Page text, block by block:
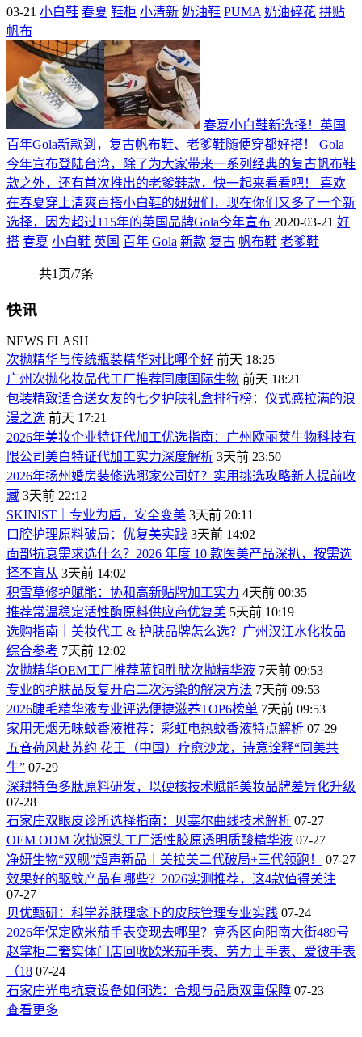
03-21 小白鞋 春夏 鞋柜 小清新 奶油鞋 PUMA 奶油碎花 拼贴
帆布
春夏小白鞋新选择！英国
百年Gola新款到，复古帆布鞋、老爹鞋随便穿都好搭！
Gola
今年宣布登陆台湾，除了为大家带来一系列经典的复古帆布鞋
款之外，还有首次推出的老爹鞋款，快一起来看看吧！ 喜欢
在春夏穿上清爽百搭小白鞋的妞妞们，现在你们又多了一个新
选择，因为超过115年的英国品牌Gola今年宣布 2020-03-21 好
搭 春夏 小白鞋 英国 百年 Gola 新款 复古 帆布鞋 老爹鞋
共1页/7条
快讯
NEWS FLASH
次抛精华与传统瓶装精华对比哪个好 前天 18:25
广州次抛化妆品代工厂推荐同康国际生物 前天 18:21
包装精致适合送女友的七夕护肤礼盒排行榜：仪式感拉满的浪
漫之选 前天 17:21
2026年美妆企业特证代加工优选指南：广州欧丽莱生物科技有
限公司美白特证代加工实力深度解析 3天前 23:50
2026年扬州婚房装修选哪家公司好？实用挑选攻略新人提前收
藏 3天前 22:12
SKINIST｜专业为盾，安全变美 3天前 20:11
口腔护理原料破局：优复美实践 3天前 14:02
面部抗衰需求选什么？2026 年度 10 款医美产品深扒，按需选
择不盲从 3天前 14:02
积雪草修护赋能：协和高新贴牌加工实力 4天前 00:35
推荐常温稳定活性酶原料供应商优复美 5天前 10:19
选购指南｜美妆代工 & 护肤品牌怎么选？广州汉江水化妆品
综合参考 7天前 12:02
次抛精华OEM工厂推荐蓝铜胜肰次抛精华液 7天前 09:53
专业的护肤品反复开启二次污染的解决方法 7天前 09:53
2026睫毛精华液专业评选便捷滋养TOP6榜单 7天前 09:53
家用无烟无味蚊香液推荐：彩虹电热蚊香液特点解析 07-29
五音荷风赴苏约 花王（中国）疗愈沙龙，诗意诠释“同美共
生” 07-29
深耕特色多肽原料研发，以硬核技术赋能美妆品牌差异化升级
07-28
石家庄双眼皮诊所选择指南：贝塞尔曲线技术解析 07-27
OEM ODM 次抛源头工厂活性胶原透明质酸精华液 07-27
净妍生物“双舰”超声新品｜美拉美二代破局+三代领跑！
07-27
效果好的驱蚊产品有哪些？2026实测推荐，这4款值得关注
07-27
贝优甄研：科学养肤理念下的皮肤管理专业实践 07-24
2026年保定欧米茄手表变现去哪里？竞秀区向阳南大街489号
赵掌柜二奢实体门店回收欧米茄手表、劳力士手表、爱彼手表
（18 07-24
石家庄光电抗衰设备如何选：合规与品质双重保障 07-23
查看更多